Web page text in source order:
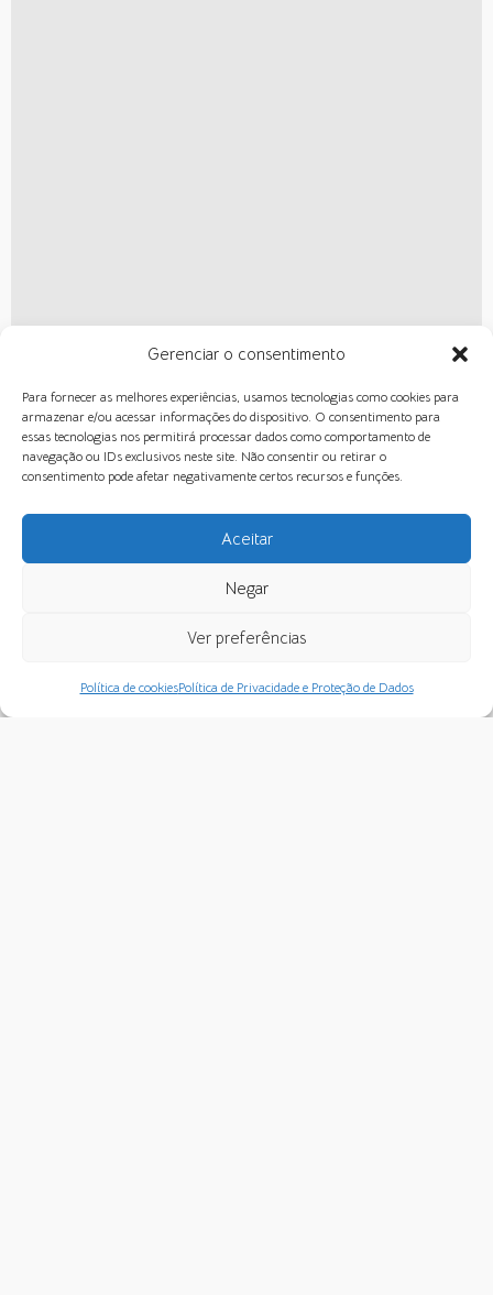
Gerenciar o consentimento
Para fornecer as melhores experiências, usamos tecnologias como cookies para
armazenar e/ou acessar informações do dispositivo. O consentimento para
essas tecnologias nos permitirá processar dados como comportamento de
navegação ou IDs exclusivos neste site. Não consentir ou retirar o
consentimento pode afetar negativamente certos recursos e funções.
Aceitar
Negar
Ver preferências
Política de cookiesPolítica de Privacidade e Proteção de Dados